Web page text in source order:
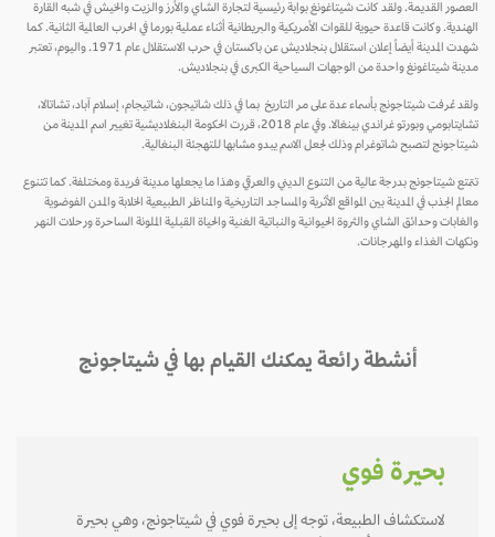
العصور القديمة. ولقد كانت شيتاغونغ بوابة رئيسية لتجارة الشاي والأرز والزيت والخيش في شبه القارة
الهندية. وكانت قاعدة حيوية للقوات الأمريكية والبريطانية أثناء عملية بورما في الحرب العالمية الثانية. كما
شهدت المدينة أيضاً إعلان استقلال بنجلاديش عن باكستان في حرب الاستقلال عام 1971. واليوم، تعتبر
مدينة شيتاغونغ واحدة من الوجهات السياحية الكبرى في بنجلاديش.
ولقد عُرفت شيتاجونج بأسماء عدة على مر التاريخ بما في ذلك شاتيجون، شاتيجام، إسلام آباد، تشاتالا،
تشايتابومي وبورتو غراندي بينغالا. وفي عام 2018، قررت الحكومة البنغلاديشية تغيير اسم المدينة من
شيتاجونج لتصبح شاتوغرام وذلك لجعل الاسم يبدو مشابها للتهجئة البنغالية.
تتمتع شيتاجونج بدرجة عالية من التنوع الديني والعرقي وهذا ما يجعلها مدينة فريدة ومختلفة. كما تتنوع
معالم الجذب في المدينة بين المواقع الأثرية والمساجد التاريخية والمناظر الطبيعية الخلابة والمدن الفوضوية
والغابات وحدائق الشاي والثروة الحيوانية والنباتية الغنية والحياة القبلية الملونة الساحرة ورحلات النهر
ونكهات الغذاء والمهرجانات.
أنشطة رائعة يمكنك القيام بها في شيتاجونج
بحيرة فوي
لاستكشاف الطبيعة، توجه إلى بحيرة فوي في شيتاجونج، وهي بحيرة